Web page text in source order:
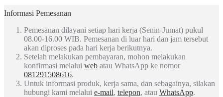
Informasi Pemesanan
Pemesanan dilayani setiap hari kerja (Senin-Jumat) pukul
08.00-16.00 WIB. Pemesanan di luar hari dan jam tersebut
akan diproses pada hari kerja berikutnya.
Setelah melakukan pembayaran, mohon melakukan
konfirmasi melalui web atau WhatsApp ke nomor
081291508616.
Untuk informasi produk, kerja sama, dan sebagainya, silakan
hubungi kami melalui e-mail, telepon, atau WhatsApp.